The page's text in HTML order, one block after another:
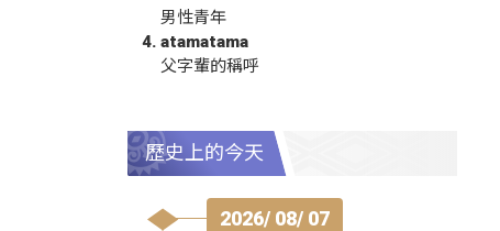
男性青年
atamatama
父字輩的稱呼
歷史上的今天
2026/ 08/ 07